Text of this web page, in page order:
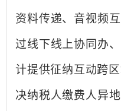
资料传递、音视频
过线下线上协同办
计提供征纳互动跨
决纳税人缴费人异